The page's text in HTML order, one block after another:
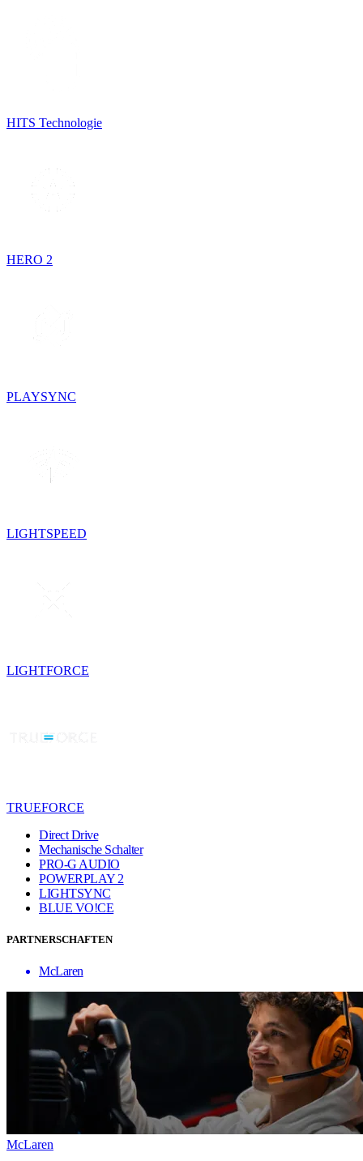
HITS Technologie
HERO 2
PLAYSYNC
LIGHTSPEED
LIGHTFORCE
TRUEFORCE
Direct Drive
Mechanische Schalter
PRO-G AUDIO
POWERPLAY 2
LIGHTSYNC
BLUE VO!CE
PARTNERSCHAFTEN
McLaren
McLaren